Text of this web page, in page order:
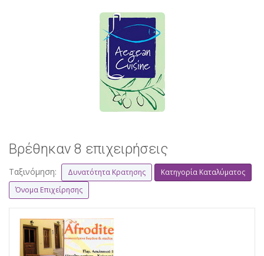
Βρέθηκαν 8 επιχειρήσεις
Ταξινόμηση: Δυνατότητα Κρατησης
Κατηγορία Καταλύματος
Όνομα Επιχείρησης